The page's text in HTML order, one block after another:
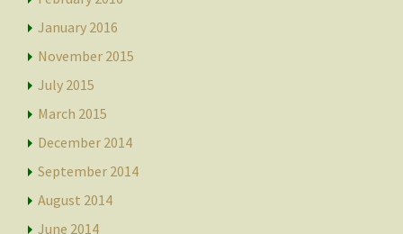
January 2016
November 2015
July 2015
March 2015
December 2014
September 2014
August 2014
June 2014